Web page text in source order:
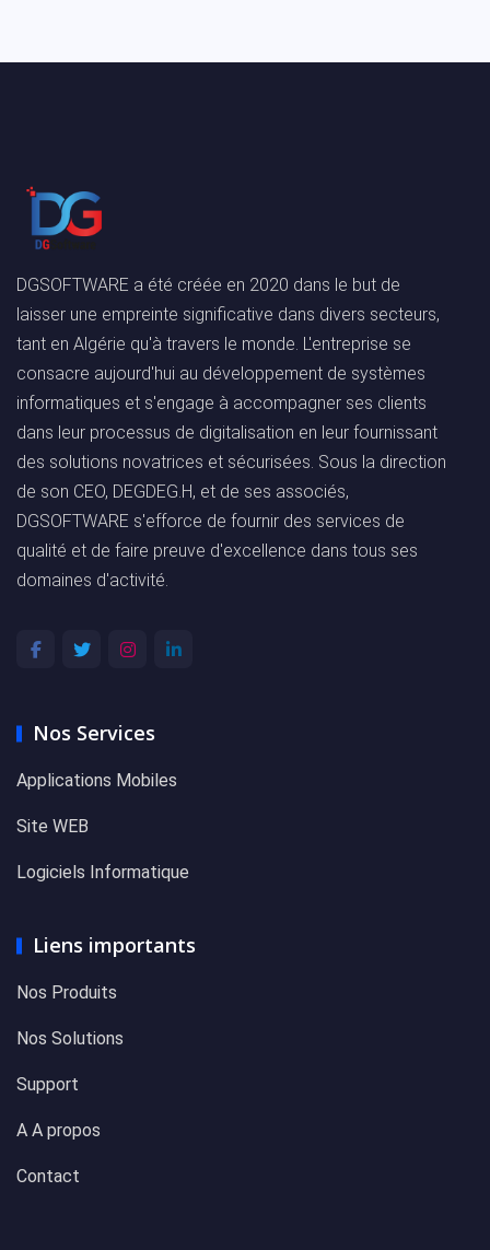
DGSOFTWARE a été créée en 2020 dans le but de
laisser une empreinte significative dans divers secteurs,
tant en Algérie qu'à travers le monde. L'entreprise se
consacre aujourd'hui au développement de systèmes
informatiques et s'engage à accompagner ses clients
dans leur processus de digitalisation en leur fournissant
des solutions novatrices et sécurisées. Sous la direction
de son CEO, DEGDEG.H, et de ses associés,
DGSOFTWARE s'efforce de fournir des services de
qualité et de faire preuve d'excellence dans tous ses
domaines d'activité.
Nos Services
Applications Mobiles
Site WEB
Logiciels Informatique
Liens importants
Nos Produits
Nos Solutions
Support
A A propos
Contact